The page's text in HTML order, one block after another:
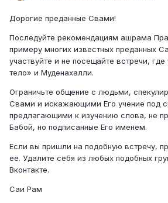
Дорогие преданные Свами!
Последуйте рекомендациям ашрама
примеру многих известных преданных
участвуйте и не посещайте встречи, где
тело» и Муденахалли.
Ограничьте общение с людьми,
Свами и искажающими Его учение под
предлагающими к изучению слова, не
Бабой, но подписанные Его именем.
Если вы пришли на подобную встречу,
ее. Удалите себя из любых подобных
Вконтакте.
Саи Рам